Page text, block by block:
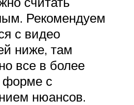
Рекомендуем
с видео
ниже, там
все в более
форме с
нюансов.